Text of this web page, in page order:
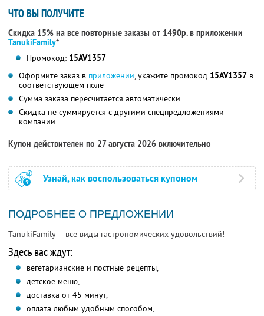
ЧТО ВЫ ПОЛУЧИТЕ
Скидка 15% на все повторные заказы от 1490р. в приложении
TanukiFamily*
Промокод: 15AV1357
Оформите заказ в приложении, укажите промокод 15AV1357 в
соответствующем поле
Сумма заказа пересчитается автоматически
Скидка не суммируется с другими спецпредложениями
компании
Купон действителен по 27 августа 2026 включительно
Узнай, как воспользоваться купоном
ПОДРОБНЕЕ О ПРЕДЛОЖЕНИИ
TanukiFamily — все виды гастрономических удовольствий!
Здесь вас ждут:
вегетарианские и постные рецепты,
детское меню,
доставка от 45 минут,
оплата любым удобным способом,